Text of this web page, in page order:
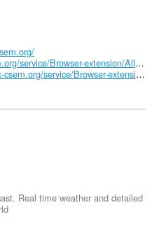
https://www.emsc-csem.org/service/Browser-extension/Allquakes/
https://www.emsc-csem.org/service/Browser-extension/AllQuakes110-src.zip
Real time weather and detailed